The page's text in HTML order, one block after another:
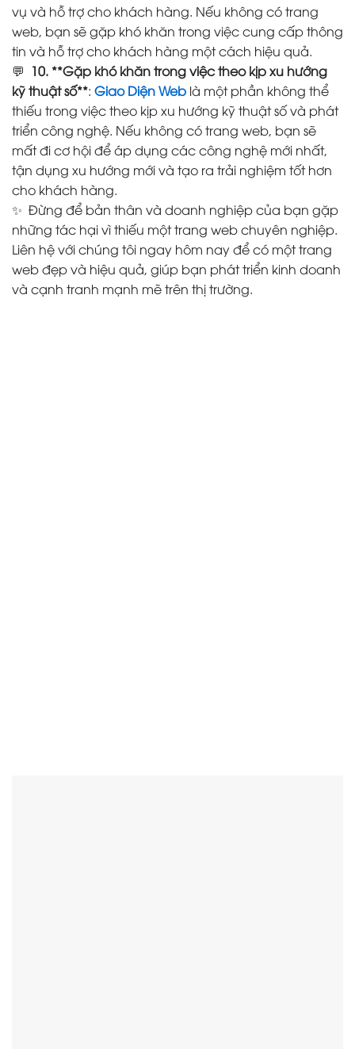
vụ và hỗ trợ cho khách hàng. Nếu không có trang
web, bạn sẽ gặp khó khăn trong việc cung cấp thông
tin và hỗ trợ cho khách hàng một cách hiệu quả.
💬 10. **Gặp khó khăn trong việc theo kịp xu hướng
kỹ thuật số**: Giao Diện Web là một phần không thể
thiếu trong việc theo kịp xu hướng kỹ thuật số và phát
triển công nghệ. Nếu không có trang web, bạn sẽ
mất đi cơ hội để áp dụng các công nghệ mới nhất,
tận dụng xu hướng mới và tạo ra trải nghiệm tốt hơn
cho khách hàng.
✨ Đừng để bản thân và doanh nghiệp của bạn gặp
những tác hại vì thiếu một trang web chuyên nghiệp.
Liên hệ với chúng tôi ngay hôm nay để có một trang
web đẹp và hiệu quả, giúp bạn phát triển kinh doanh
và cạnh tranh mạnh mẽ trên thị trường.